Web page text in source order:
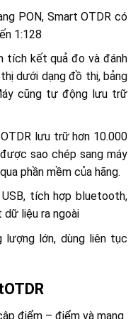
PON, Smart OTDR có
1:128
tích kết quả đo và đánh
dưới dạng đồ thị, bảng
cũng tự động lưu trữ
lưu trữ hơn 10.000
sao chép sang máy
phần mềm của hãng.
tích hợp bluetooth,
liệu ra ngoài
lượng lớn, dùng liên tục
điểm – điểm và mạng